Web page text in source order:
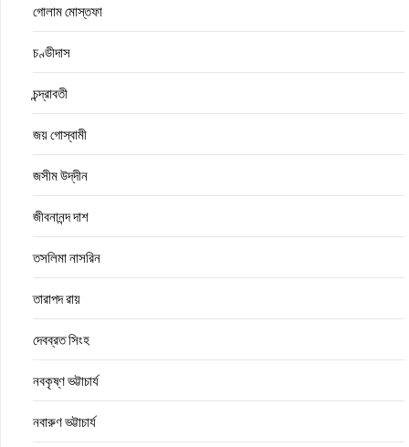
গোলাম মোস্তফা
চণ্ডীদাস
চন্দ্রাবতী
জয় গোস্বামী
জসীম উদ্‌দীন
জীবনানন্দ দাশ
তসলিমা নাসরিন
তারাপদ রায়
দেবব্রত সিংহ
নবকৃষ্ণ ভট্টাচার্য
নবারুণ ভট্টাচার্য